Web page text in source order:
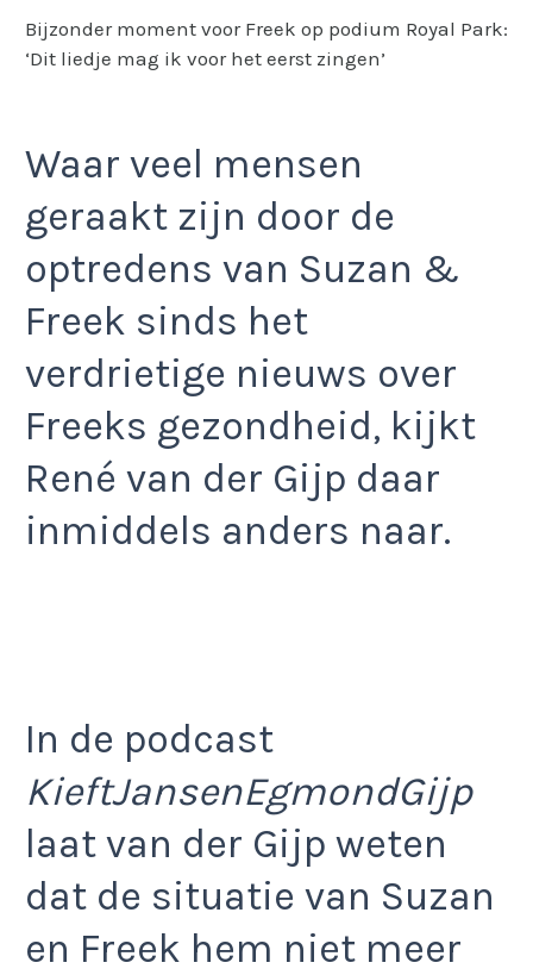
Bijzonder moment voor Freek op podium Royal Park:
‘Dit liedje mag ik voor het eerst zingen’
Waar veel mensen
geraakt zijn door de
optredens van Suzan &
Freek sinds het
verdrietige nieuws over
Freeks gezondheid, kijkt
René van der Gijp daar
inmiddels anders naar.
In de podcast
KieftJansenEgmondGijp
laat van der Gijp weten
dat de situatie van Suzan
en Freek hem niet meer